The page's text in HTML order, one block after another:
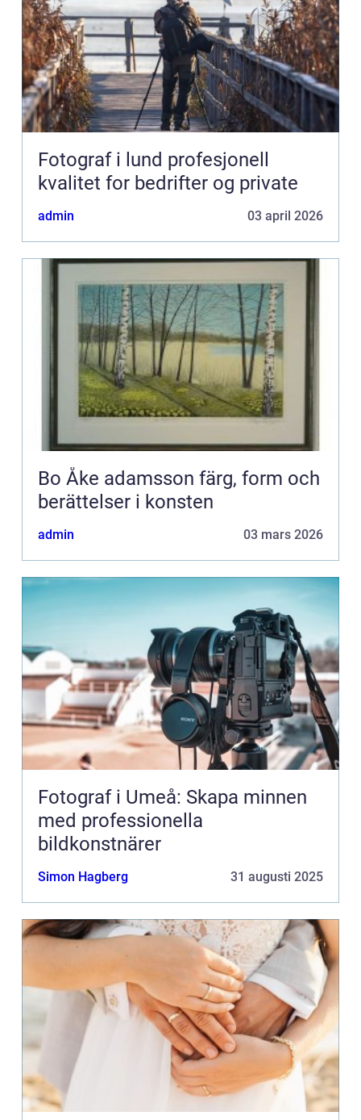
Fotograf i lund profesjonell
kvalitet for bedrifter og private
admin 03 april 2026
Bo Åke adamsson färg, form och
berättelser i konsten
admin 03 mars 2026
Fotograf i Umeå: Skapa minnen
med professionella
bildkonstnärer
Simon Hagberg 31 augusti 2025